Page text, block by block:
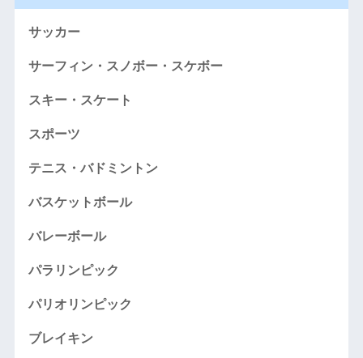
サッカー
サーフィン・スノボー・スケボー
スキー・スケート
スポーツ
テニス・バドミントン
バスケットボール
バレーボール
パラリンピック
パリオリンピック
ブレイキン